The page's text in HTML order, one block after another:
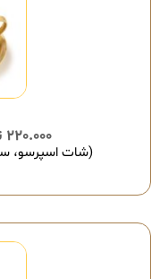
220.000
(شات اسپرسو،